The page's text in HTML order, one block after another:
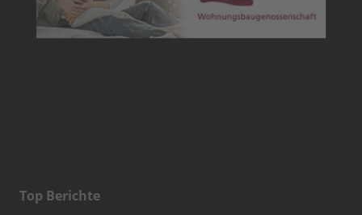
Top Berichte